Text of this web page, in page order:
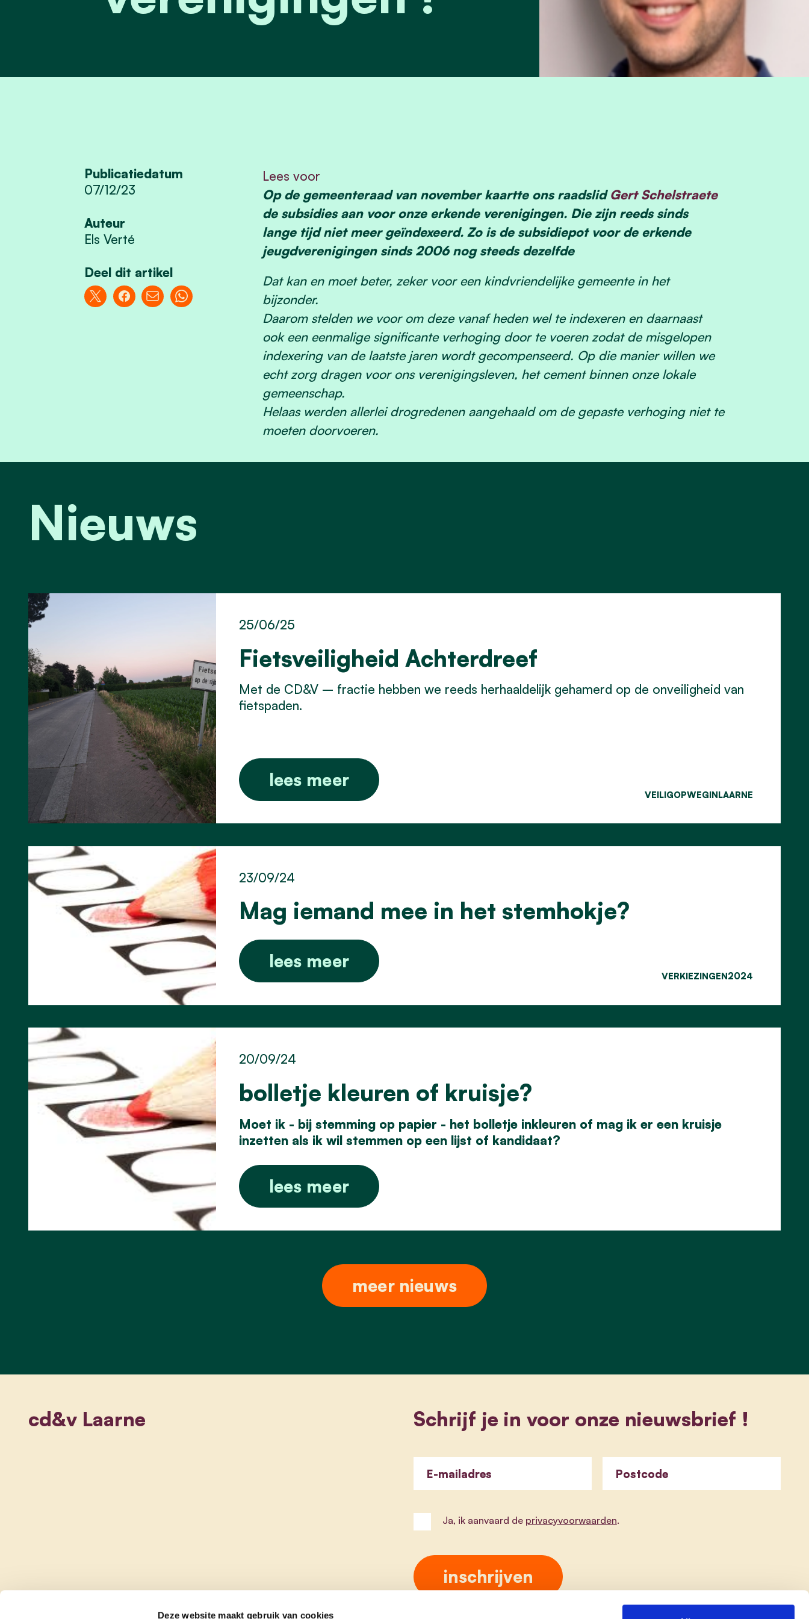
Deze website maakt gebruik van cookies
Publicatiedatum
07/12/23
Auteur
Els Verté
Deel dit artikel
Lees voor
Op de gemeenteraad van november kaartte ons raadslidGert Schelstraete
de subsidies aan voor onze erkende verenigingen. Die zijn reeds sinds
lange tijd niet meer geïndexeerd. Zo is de subsidiepot voor de erkende
jeugdverenigingen sinds 2006 nog steeds dezelfde
Dat kan en moet beter, zeker voor een kindvriendelijke gemeente in het
bijzonder.
Daarom stelden we voor om deze vanaf heden wel te indexeren en daarnaast
ook een eenmalige significante verhoging door te voeren zodat de misgelopen
indexering van de laatste jaren wordt gecompenseerd. Op die manier willen we
echt zorg dragen voor ons verenigingsleven, het cement binnen onze lokale
gemeenschap.
Helaas werden allerlei drogredenen aangehaald om de gepaste verhoging niet te
moeten doorvoeren.
Nieuws
Fietsveiligheid Achterdreef
25/06/25
Met de CD&V – fractie hebben we reeds herhaaldelijk gehamerd op de onveiligheid van
fietspaden.
lees meer
VEILIGOPWEGINLAARNE
Mag iemand mee in het stemhokje?
23/09/24
lees meer
VERKIEZINGEN2024
bolletje kleuren of kruisje?
20/09/24
Moet ik - bij stemming op papier - het bolletje inkleuren of mag ik er een kruisje
inzetten als ik wil stemmen op een lijst of kandidaat?
lees meer
meer nieuws
cd&v Laarne Schrijf je in voor onze nieuwsbrief !
E-mailadres Postcode
Ja, ik aanvaard de privacyvoorwaarden.